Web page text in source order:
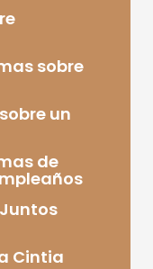
sobre
un
de
Cintia